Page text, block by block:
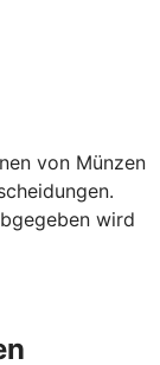
von Münzen
wird